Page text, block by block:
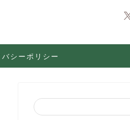
バシーポリシー